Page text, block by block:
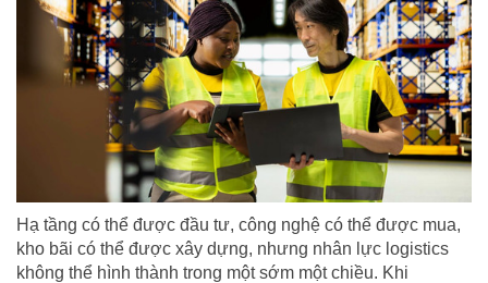
Hạ tầng có thể được đầu tư, công nghệ có thể được mua,
kho bãi có thể được xây dựng, nhưng nhân lực logistics
không thể hình thành trong một sớm một chiều. Khi